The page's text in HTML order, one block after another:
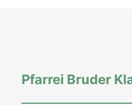
Pfarrei Bruder